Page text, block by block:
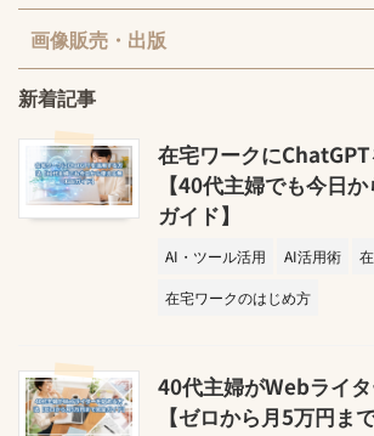
画像販売・出版
新着記事
在宅ワークに
【40代主婦でも今日
ガイド】
AI・ツール活用 AI活用術
在宅ワークのはじめ方
40代主婦がWebライ
【ゼロから月5万円ま